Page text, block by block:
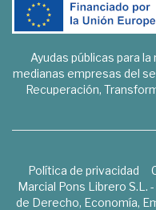
Ayudas públicas para
medianas empresas del
Recuperación,
Política de privacidad
Marcial Pons Librero S.L.
de Derecho, Economía,